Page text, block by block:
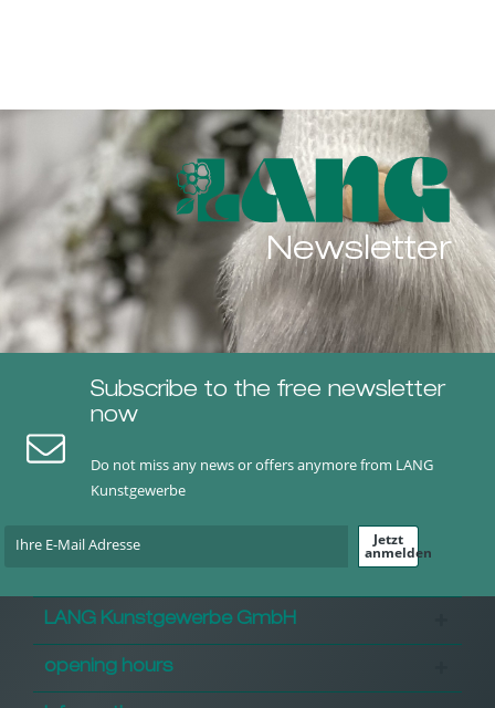
Newsletter
Subscribe to the free newsletter
now
Do not miss any news or offers anymore from LANG
Kunstgewerbe
Jetzt
anmelden
LANG Kunstgewerbe GmbH
opening hours